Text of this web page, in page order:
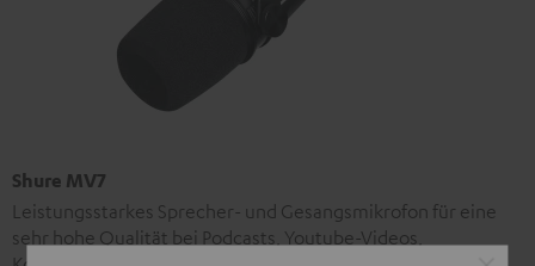
Shure MV7
Leistungsstarkes Sprecher- und Gesangsmikrofon für eine
sehr hohe Qualität bei Podcasts, Youtube-Videos,